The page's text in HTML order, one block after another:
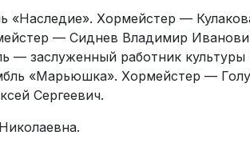
«Наследие». Хормейстер —
— Сиднев Владимир
— заслуженный работник
«Марьюшка». Хормейстер —
Сергеевич.